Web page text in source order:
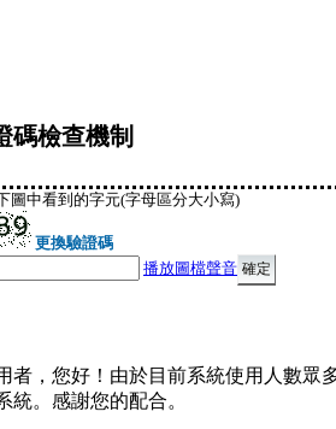
碼檢查機制
圖中看到的字元(字母區分大小寫)
更換驗證碼
播放圖檔聲音
者，您好！由於目前系統使用人數眾
統。感謝您的配合。